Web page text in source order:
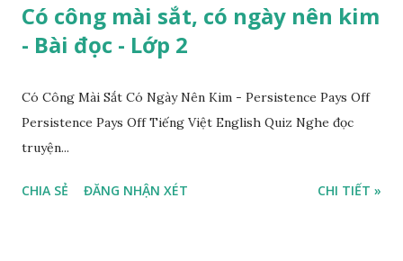
Có công mài sắt, có ngày nên kim
- Bài đọc - Lớp 2
Có Công Mài Sắt Có Ngày Nên Kim - Persistence Pays Off
Persistence Pays Off Tiếng Việt English Quiz Nghe đọc
truyện...
CHIA SẺ ĐĂNG NHẬN XÉT CHI TIẾT »